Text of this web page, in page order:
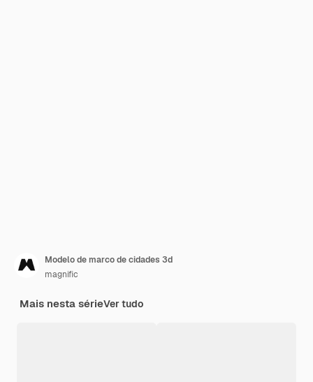
Modelo de marco de cidades 3d
magnific
Mais nesta sérieVer tudo